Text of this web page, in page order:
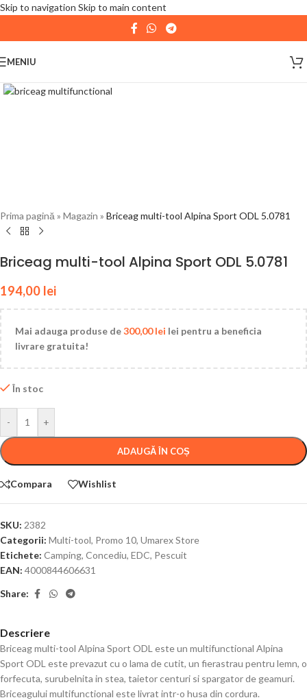
Skip to navigation Skip to main content
| 📦 Program livrari|In perioada11 August - 18
August,
expediate. Va multumim pentru intelegere!
MENIU
Prima pagină » Magazin » Briceag multi-tool Alpina Sport ODL 5.0781
Briceag multi-tool Alpina Sport ODL 5.0781
194,00 lei
Mai adauga produse de300,00lei lei pentru a beneficia
livrare gratuita!
În stoc
- +
ADAUGĂ ÎN COȘ
Compara Wishlist
SKU: 2382
Categorii: Multi-tool, Promo 10, Umarex Store
Etichete: Camping, Concediu, EDC, Pescuit
EAN: 4000844606631
Share:
Descriere
Briceag multi-tool Alpina Sport ODL este un multifunctional Alpina
Sport ODL este prevazut cu o lama de cutit, un fierastrau pentru lemn, o
forfecuta, surubelnita in stea, taietor centuri si spargator de geamuri.
Briceagului multifunctional este livrat intr-o husa din cordura.